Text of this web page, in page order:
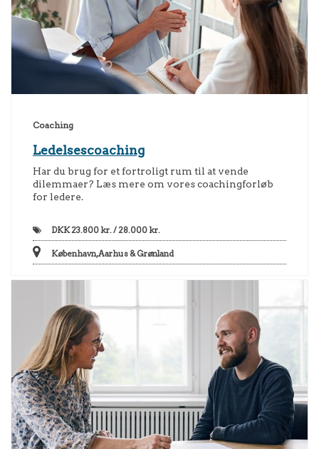
Coaching
Ledelsescoaching
Har du brug for et fortroligt rum til at vende
dilemmaer? Læs mere om vores coachingforløb
for ledere.
DKK23.800 kr. / 28.000 kr.
København, Aarhus & Grønland